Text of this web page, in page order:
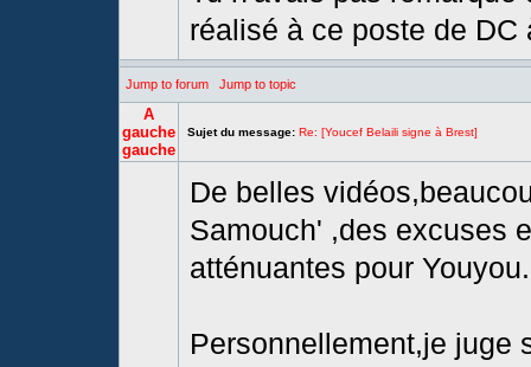
réalisé à ce poste de DC
Jump to forum Jump to topic
A
gauche
gauche
Sujet du message: Re: [Youcef Belaili signe à Brest]
De belles
Samouch' ,des excuses
atténuantes pour
Personnellement,je juge